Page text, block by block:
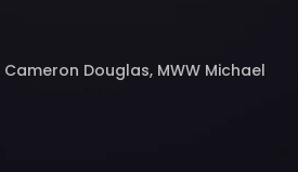
Douglas, MWW Michael
Woodward, Faith Stowers, Brad